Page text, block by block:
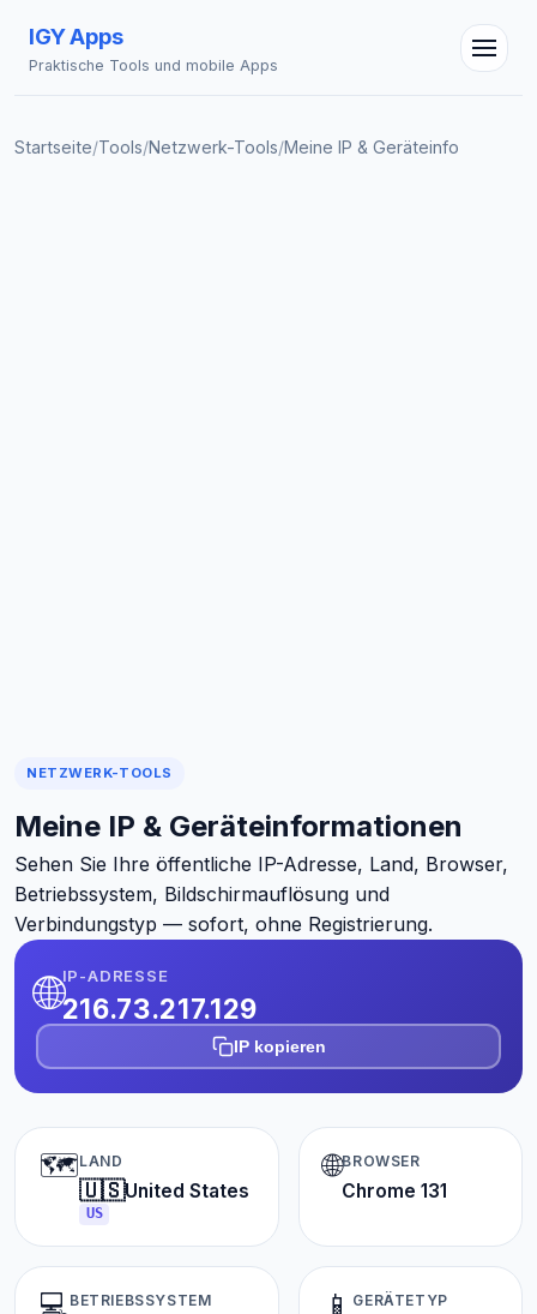
IGY Apps
Praktische Tools und mobile Apps
Startseite/Tools/Netzwerk-Tools/Meine IP & Geräteinfo
NETZWERK-TOOLS
Meine IP & Geräteinformationen
Sehen Sie Ihre öffentliche IP-Adresse, Land, Browser,
Betriebssystem, Bildschirmauflösung und
Verbindungstyp — sofort, ohne Registrierung.
🌐IP-ADRESSE
216.73.217.129
IP kopieren
🗺️LAND
🇺🇸United States
US
🌐BROWSER
Chrome 131
💻 BETRIEBSSYSTEM 📱 GERÄTETYP
IGY Assistent